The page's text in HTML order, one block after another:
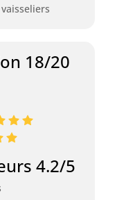
18/20
4.2/5